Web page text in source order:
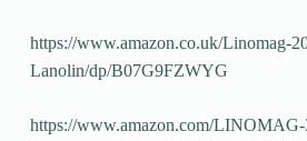
https://www.amazon.co.uk/Linomag-
Lanolin/dp/B07G9FZWYG
https://www.amazon.com/LINOMAG-